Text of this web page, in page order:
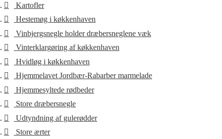
Kartofler
Hestemøg i køkkenhaven
Vinbjergsnegle holder dræbersneglene væk
Vinterklargøring af køkkenhaven
Hvidløg i køkkenhaven
Hjemmelavet Jordbær-Rabarber marmelade
Hjemmesyltede rødbeder
Store dræbersnegle
Udtyndning af gulerødder
Store ærter